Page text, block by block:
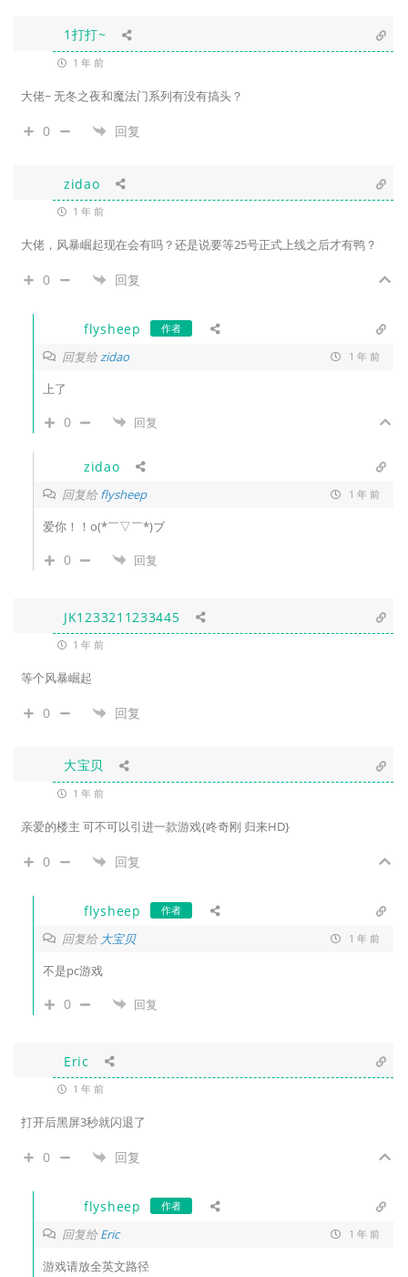
1打打~
1 年 前
大佬~ 无冬之夜和魔法门系列有没有搞头？
0 回复
zidao
1 年 前
大佬，风暴崛起现在会有吗？还是说要等25号正式上线之后才有鸭？
0 回复
flysheep 作者
回复给zidao 1 年 前
上了
0 回复
zidao
回复给flysheep 1 年 前
爱你！！o(*￣▽￣*)ブ
0 回复
JK1233211233445
1 年 前
等个风暴崛起
0 回复
大宝贝
1 年 前
亲爱的楼主 可不可以引进一款游戏{咚奇刚 归来HD}
0 回复
flysheep 作者
回复给 大宝贝 1 年 前
不是pc游戏
0 回复
Eric
1 年 前
打开后黑屏3秒就闪退了
0 回复
flysheep 作者
回复给Eric 1 年 前
游戏请放全英文路径